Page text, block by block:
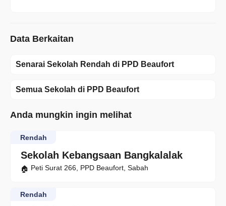
Data Berkaitan
Senarai Sekolah Rendah di PPD Beaufort
Semua Sekolah di PPD Beaufort
Anda mungkin ingin melihat
Sekolah Kebangsaan Bangkalalak
Rendah
Peti Surat 266, PPD Beaufort, Sabah
Rendah